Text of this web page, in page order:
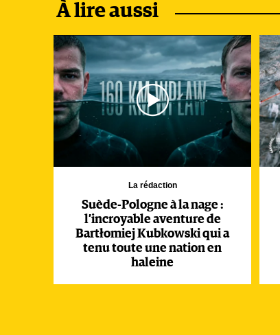
À lire aussi
La rédaction
Suède-Pologne à la nage :
l’incroyable aventure de
Bartłomiej Kubkowski qui a
tenu toute une nation en
haleine